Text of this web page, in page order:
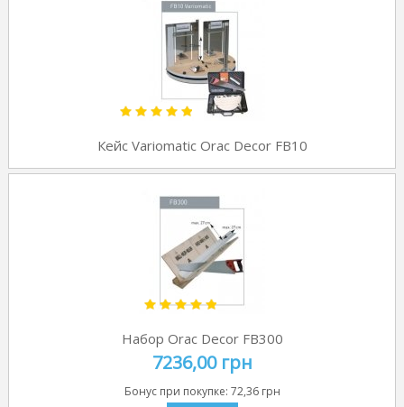
Кейс Variomatic Orac Decor FB10
Набор Orac Decor FB300
7236,00 грн
Бонус при покупке: 72,36 грн